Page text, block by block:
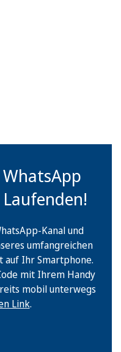
Kanal und
umfangreichen
auf Ihr Smartphone.
mit Ihrem Handy
mobil unterwegs
Link.